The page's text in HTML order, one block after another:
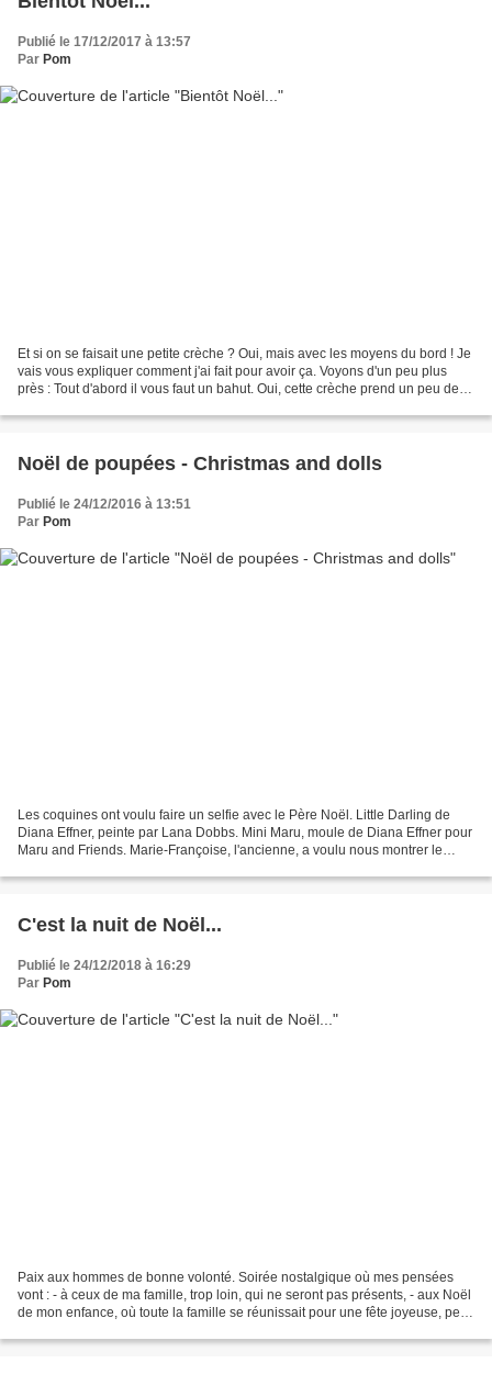
Publié le 17/12/2017 à 13:57
Par Pom
Et si on se faisait une petite crèche ? Oui, mais avec les moyens du bord ! Je
vais vous expliquer comment j'ai fait pour avoir ça. Voyons d'un peu plus
près : Tout d'abord il vous faut un bahut. Oui, cette crèche prend un peu de
Noël de poupées - Christmas and dolls
Publié le 24/12/2016 à 13:51
Par Pom
Les coquines ont voulu faire un selfie avec le Père Noël. Little Darling de
Diana Effner, peinte par Lana Dobbs. Mini Maru, moule de Diana Effner pour
Maru and Friends. Marie-Françoise, l'ancienne, a voulu nous montrer le
C'est la nuit de Noël...
Publié le 24/12/2018 à 16:29
Par Pom
Paix aux hommes de bonne volonté. Soirée nostalgique où mes pensées
vont : - à ceux de ma famille, trop loin, qui ne seront pas présents, - aux Noël
de mon enfance, où toute la famille se réunissait pour une fête joyeuse, peu